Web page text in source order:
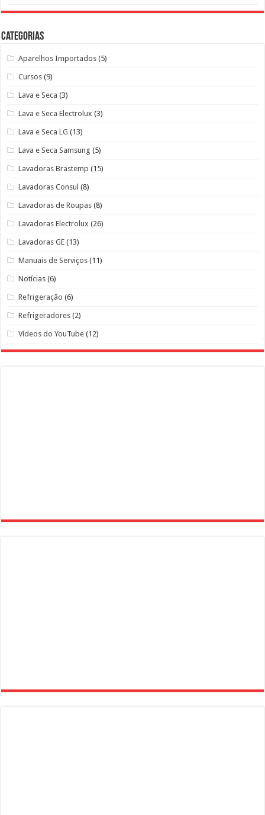
Categorias
Aparelhos Importados (5)
Cursos (9)
Lava e Seca (3)
Lava e Seca Electrolux (3)
Lava e Seca LG (13)
Lava e Seca Samsung (5)
Lavadoras Brastemp (15)
Lavadoras Consul (8)
Lavadoras de Roupas (8)
Lavadoras Electrolux (26)
Lavadoras GE (13)
Manuais de Serviços (11)
Notícias (6)
Refrigeração (6)
Refrigeradores (2)
Vídeos do YouTube (12)